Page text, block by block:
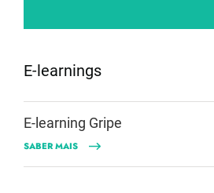
E-learnings
E-learning Gripe
SABER MAIS